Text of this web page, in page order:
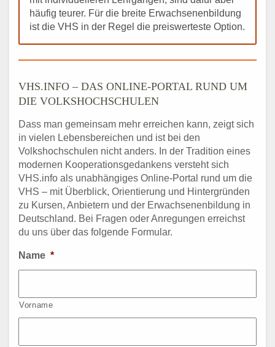
häufig teurer. Für die breite Erwachsenenbildung
ist die VHS in der Regel die preiswerteste Option.
VHS.INFO – DAS ONLINE-PORTAL RUND UM
DIE VOLKSHOCHSCHULEN
Dass man gemeinsam mehr erreichen kann, zeigt sich
in vielen Lebensbereichen und ist bei den
Volkshochschulen nicht anders. In der Tradition eines
modernen Kooperationsgedankens versteht sich
VHS.info als unabhängiges Online-Portal rund um die
VHS – mit Überblick, Orientierung und Hintergründen
zu Kursen, Anbietern und der Erwachsenenbildung in
Deutschland. Bei Fragen oder Anregungen erreichst
du uns über das folgende Formular.
Name *
Vorname